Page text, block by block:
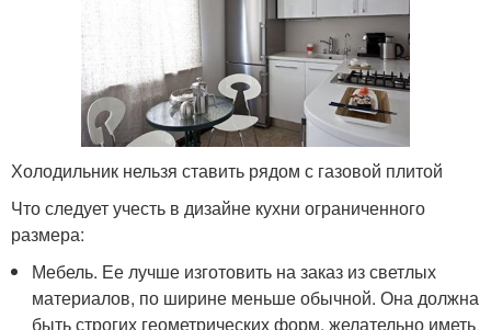
Холодильник нельзя ставить рядом с газовой плитой
Что следует учесть в дизайне кухни ограниченного
размера:
Мебель. Ее лучше изготовить на заказ из светлых
материалов, по ширине меньше обычной. Она должна
быть строгих геометрических форм, желательно иметь